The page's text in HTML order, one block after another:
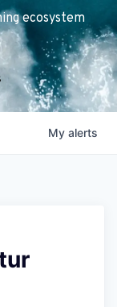
ecosystem
My alerts